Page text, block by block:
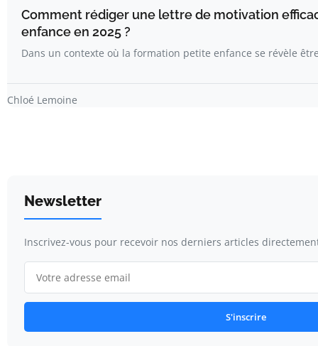
Comment rédiger une lettre de motivation
enfance en 2025 ?
Dans un contexte où la formation petite enfance se révèle
Chloé Lemoine
Newsletter
Inscrivez-vous pour recevoir nos derniers articles
S'inscrire